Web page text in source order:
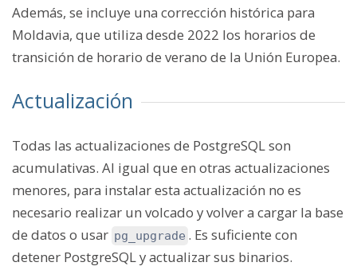
Además, se incluye una corrección histórica para
Moldavia, que utiliza desde 2022 los horarios de
transición de horario de verano de la Unión Europea.
Actualización
Todas las actualizaciones de PostgreSQL son
acumulativas. Al igual que en otras actualizaciones
menores, para instalar esta actualización no es
necesario realizar un volcado y volver a cargar la base
de datos o usar pg_upgrade . Es suficiente con
detener PostgreSQL y actualizar sus binarios.